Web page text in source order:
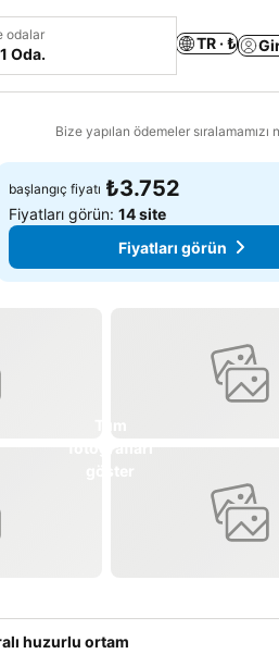
odalar
Oda.
TR · ₺
Bize yapılan ödemeler sıralamamızı
ekle
başlangıç fiyatı ₺3.752
Fiyatları görün:14 site
Fiyatları görün
huzurlu ortam